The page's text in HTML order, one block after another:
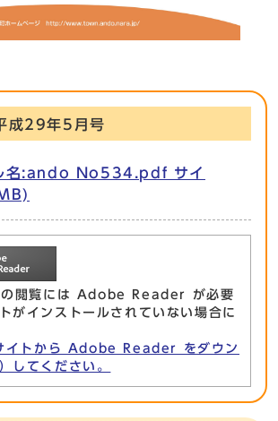
成29年5月号
名:ando No534.pdf サイ
の閲覧には Adobe Reader が必要
がインストールされていない場合に
イトから Adobe Reader をダウン
してください。